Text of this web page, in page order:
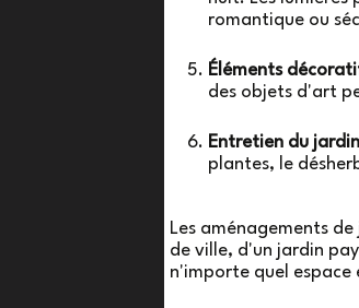
romantique ou
Éléments
des objets d'art
Entretien du
plantes, le
Les aménagements
de ville, d'un jardin
n'importe quel espace